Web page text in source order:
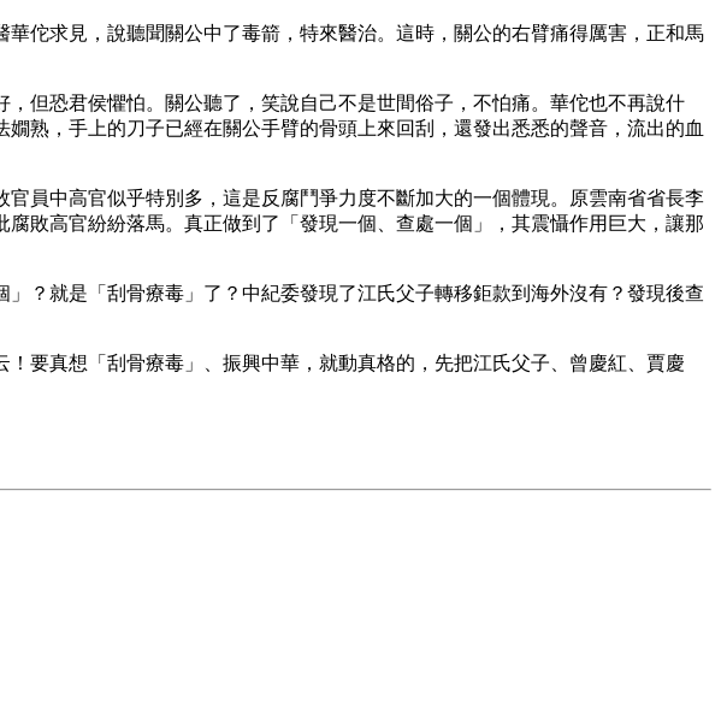
佗求見，說聽聞關公中了毒箭，特來醫治。這時，關公的右臂痛得厲害，正和馬
但恐君侯懼怕。關公聽了，笑說自己不是世間俗子，不怕痛。華佗也不再說什
熟，手上的刀子已經在關公手臂的骨頭上來回刮，還發出悉悉的聲音，流出的血
員中高官似乎特別多，這是反腐鬥爭力度不斷加大的一個體現。原雲南省省長李
敗高官紛紛落馬。真正做到了「發現一個、查處一個」，其震懾作用巨大，讓那
？就是「刮骨療毒」了？中紀委發現了江氏父子轉移鉅款到海外沒有？發現後查
要真想「刮骨療毒」、振興中華，就動真格的，先把江氏父子、曾慶紅、賈慶